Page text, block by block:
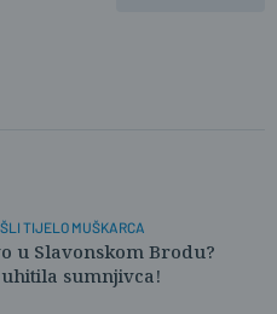
TIJELO MUŠKARCA
u Slavonskom Brodu?
sumnjivca!